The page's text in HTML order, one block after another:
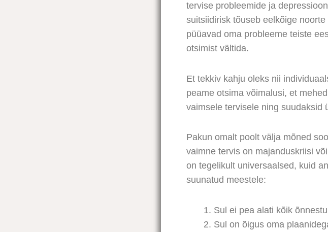
tervise probleemide ja
suitsiidirisk tõuseb eelkõige
püüavad oma probleeme teiste
otsimist vältida.
Et tekkiv kahju oleks nii
peame otsima võimalusi, et
vaimsele tervisele ning suudaksid
Pakun omalt poolt välja mõned
vaimne tervis on majanduskriisi
on tegelikult universaalsed, kuid
suunatud meestele:
Sul ei pea alati kõik
Sul on õigus oma